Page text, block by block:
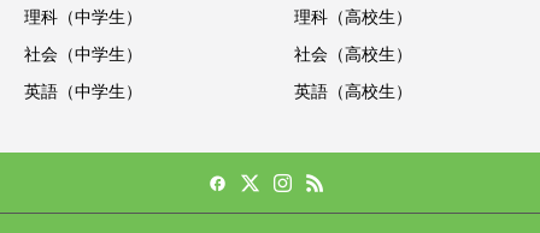
理科（中学生）
社会（中学生）
英語（中学生）
理科（高校生）
社会（高校生）
英語（高校生）